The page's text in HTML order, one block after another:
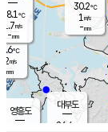
의도
℃
m/s
mm
영흥도
대부도
26.4
28.1℃
1.7m/s
-mm
30.2℃
1 m/s
-mm